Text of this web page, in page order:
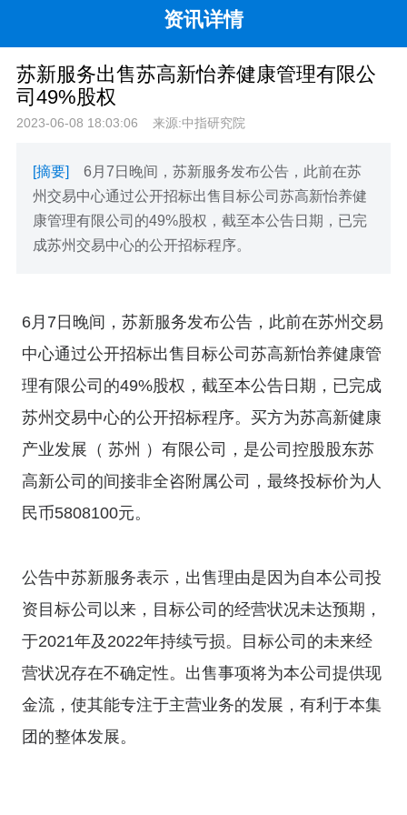
资讯详情
苏新服务出售苏高新怡养健康管理有限公
司49%股权
2023-06-08 18:03:06 来源:中指研究院
[摘要]
6月7日晚间，苏新服务发布公告，此前在苏
州交易中心通过公开招标出售目标公司苏高新怡养健
康管理有限公司的49%股权，截至本公告日期，已完
成苏州交易中心的公开招标程序。
6月7日晚间，苏新服务发布公告，此前在苏州交易
中心通过公开招标出售目标公司苏高新怡养健康管
理有限公司的49%股权，截至本公告日期，已完成
苏州交易中心的公开招标程序。买方为苏高新健康
产业发展（ 苏州 ）有限公司，是公司控股股东苏
高新公司的间接非全咨附属公司，最终投标价为人
民币5808100元。
公告中苏新服务表示，出售理由是因为自本公司投
资目标公司以来，目标公司的经营状况未达预期，
于2021年及2022年持续亏损。目标公司的未来经
营状况存在不确定性。出售事项将为本公司提供现
金流，使其能专注于主营业务的发展，有利于本集
团的整体发展。